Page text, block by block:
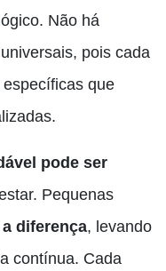
Não há
pois cada
que
pode ser
Pequenas
diferença, levando
contínua. Cada